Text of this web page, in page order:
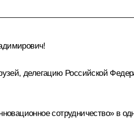
делегацию Российской
сотрудничество» в